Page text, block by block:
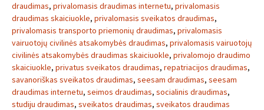
draudimas, privalomasis draudimas internetu, privalomasis
draudimas skaiciuokle, privalomasis sveikatos draudimas,
privalomasis transporto priemonių draudimas, privalomasis
vairuotojų civilinės atsakomybės draudimas, privalomasis vairuotojų
civilinės atsakomybės draudimas skaiciuokle, privalomojo draudimo
skaiciuokle, privatus sveikatos draudimas, repatriacijos draudimas,
savanoriškas sveikatos draudimas, seesam draudimas, seesam
draudimas internetu, seimos draudimas, socialinis draudimas,
studiju draudimas, sveikatos draudimas, sveikatos draudimas